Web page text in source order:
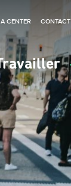
CENTER CONTACT